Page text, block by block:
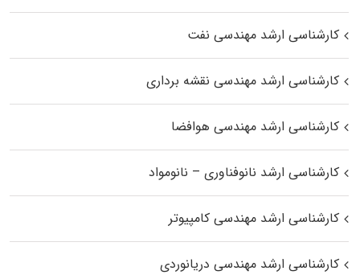
کارشناسی ارشد مهندسی نفت
کارشناسی ارشد مهندسی نقشه برداری
کارشناسی ارشد مهندسی هوافضا
کارشناسی ارشد نانوفناوری – نانومواد
کارشناسی ارشد مهندسی کامپیوتر
کارشناسی ارشد مهندسی دریانوردی